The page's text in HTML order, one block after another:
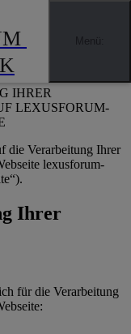
IHRER
LEXUSFORUM-
die Verarbeitung Ihrer
lexusforum-
Ihrer
für die Verarbeitung